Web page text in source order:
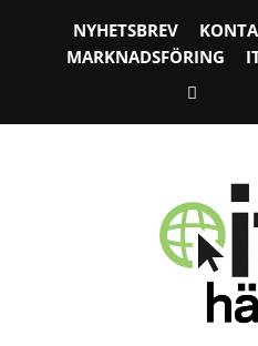
NYHETSBREV
MARKNADSFÖRING